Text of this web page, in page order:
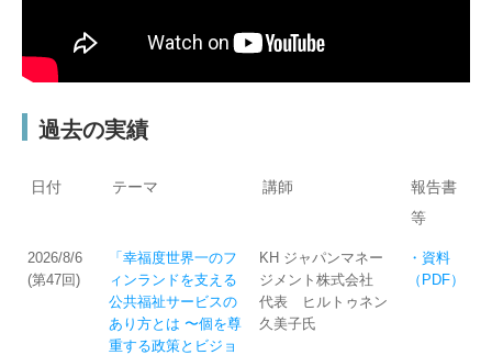
過去の実績
日付 テーマ 講師
報告書
等
2026/8/6
(第47回)
「幸福度世界一のフ
ィンランドを支える
公共福祉サービスの
あり方とは 〜個を尊
重する政策とビジョ
KH ジャパンマネー
ジメント株式会社
代表 ヒルトゥネン
久美子氏
・資料
（PDF）